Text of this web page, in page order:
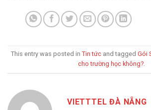
This entry was posted in Tin tức and tagged Gói
cho trường học không?.
VIETTTEL ĐÀ NẴNG